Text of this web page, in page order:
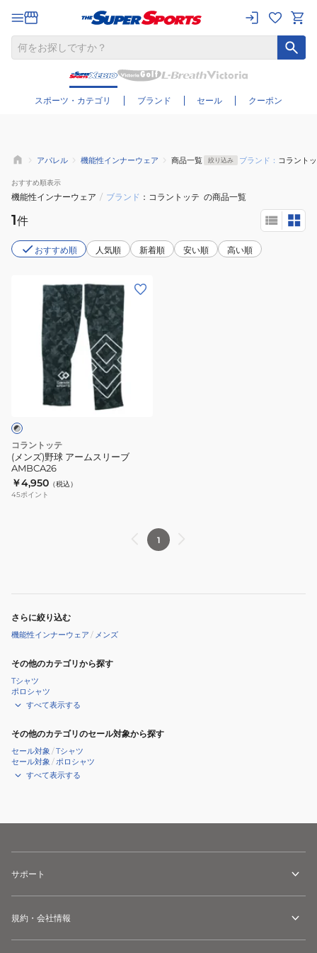
スポーツ・カテゴリ ブランド セール クーポン
さらに絞り込む
アパレル 機能性インナーウェア 商品一覧 絞り込み ブランド： コラント
おすすめ順表示
機能性インナーウェア / ブランド コラントッテ の商品一覧
1件
おすすめ順 人気順 新着順 安い順 高い順
ス
リ
ー
ブ
AMBCA26
コラントッテ
(メンズ)野球 アームスリーブ
AMBCA26
￥4,950 （税込）
45ポイント
1
さらに絞り込む
機能性インナーウェア / メンズ
その他のカテゴリから探す
Tシャツ
ポロシャツ
すべて表示する
その他のカテゴリのセール対象から探す
セール対象 /Tシャツ
セール対象 /ポロシャツ
すべて表示する
サポート
規約・会社情報